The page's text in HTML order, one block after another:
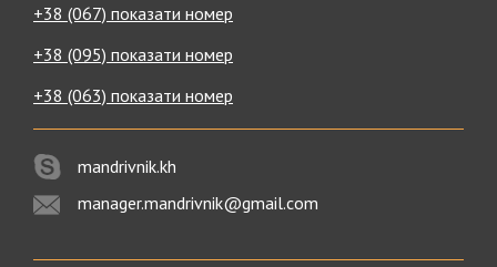
+38 (067) показати номер
+38 (095) показати номер
+38 (063) показати номер
mandrivnik.kh
manager.mandrivnik@gmail.com